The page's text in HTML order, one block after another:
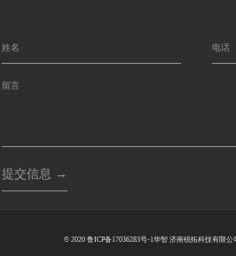
提交信息 →
© 2020 鲁ICP备17036283号-1华智济南锐拓科技有限公